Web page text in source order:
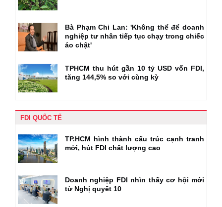
Bà Phạm Chi Lan: 'Không thể để doanh
nghiệp tư nhân tiếp tục chạy trong chiếc
áo chật'
TPHCM thu hút gần 10 tỷ USD vốn FDI,
tăng 144,5% so với cùng kỳ
FDI QUỐC TẾ
TP.HCM hình thành cấu trúc cạnh tranh
mới, hút FDI chất lượng cao
Doanh nghiệp FDI nhìn thấy cơ hội mới
từ Nghị quyết 10